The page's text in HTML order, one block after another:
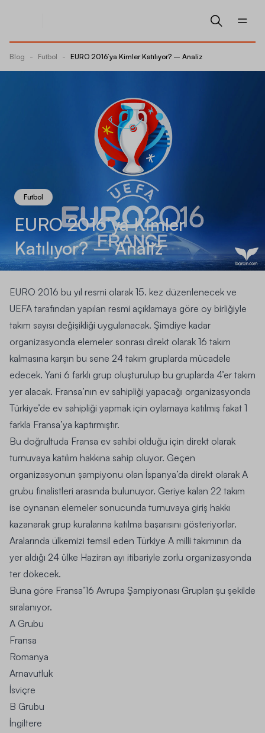
Blog - Futbol - EURO 2016’ya Kimler Katılıyor? – Analiz
Futbol
EURO 2016’ya Kimler
Katılıyor? – Analiz
EURO 2016 bu yıl resmi olarak 15. kez düzenlenecek ve
UEFA tarafından yapılan resmi açıklamaya göre oy birliğiyle
takım sayısı değişikliği uygulanacak. Şimdiye kadar
organizasyonda elemeler sonrası direkt olarak 16 takım
kalmasına karşın bu sene 24 takım gruplarda mücadele
edecek. Yani 6 farklı grup oluşturulup bu gruplarda 4’er takım
yer alacak. Fransa’nın ev sahipliği yapacağı organizasyonda
Türkiye’de ev sahipliği yapmak için oylamaya katılmış fakat 1
farkla Fransa’ya kaptırmıştır.
Bu doğrultuda Fransa ev sahibi olduğu için direkt olarak
turnuvaya katılım hakkına sahip oluyor. Geçen
organizasyonun şampiyonu olan İspanya’da direkt olarak A
grubu finalistleri arasında bulunuyor. Geriye kalan 22 takım
ise oynanan elemeler sonucunda turnuvaya giriş hakkı
kazanarak grup kuralarına katılma başarısını gösteriyorlar.
Aralarında ülkemizi temsil eden Türkiye A milli takımının da
yer aldığı 24 ülke Haziran ayı itibariyle zorlu organizasyonda
ter dökecek.
Buna göre Fransa’16 Avrupa Şampiyonası Grupları şu şekilde
sıralanıyor.
A Grubu
Fransa
Romanya
Arnavutluk
İsviçre
B Grubu
İngiltere